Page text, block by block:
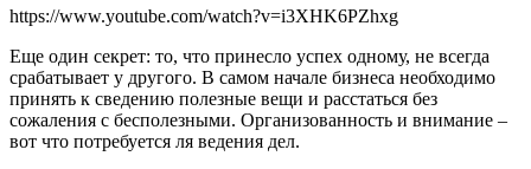
https://www.youtube.com/watch?v=i3XHK6PZhxg
Еще один секрет: то, что принесло успех одному, не всегда
срабатывает у другого. В самом начале бизнеса необходимо
принять к сведению полезные вещи и расстаться без
сожаления с бесполезными. Организованность и внимание –
вот что потребуется ля ведения дел.